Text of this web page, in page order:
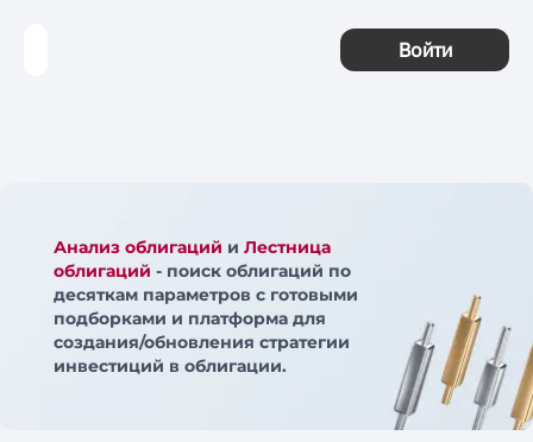
Войти
Анализ облигаций и Лестница
облигаций - поиск облигаций по
десяткам параметров с готовыми
подборками и платформа для
создания/обновления стратегии
инвестиций в облигации.